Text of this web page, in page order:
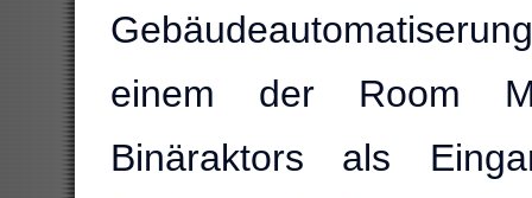
einem der Room
Binäraktors als